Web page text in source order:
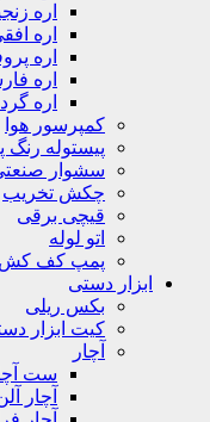
اره
اره
اره
اره
اره گرد
کمپرسور هوا
پیستوله رنگ
سشوار
چکش تخریب
قیچی برقی
اتو لوله
پمپ کف کش
ابزار دستی
بکس ریلی
کیت ابزار
آچار
ست
آچار